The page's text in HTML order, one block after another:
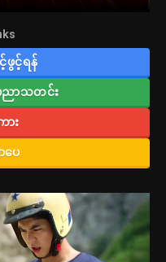
ဖွင့်ရန်
ညာသတင်း
ား
ပေ